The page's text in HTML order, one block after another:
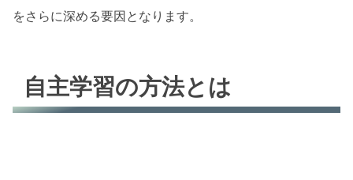
をさらに深める要因となります。
自主学習の方法とは